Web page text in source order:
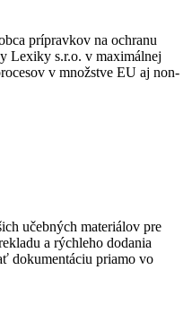
prípravkov na ochranu
Lexiky s.r.o. v maximálnej
v množstve EU aj non-
učebných materiálov pre
a rýchleho dodania
dokumentáciu priamo vo